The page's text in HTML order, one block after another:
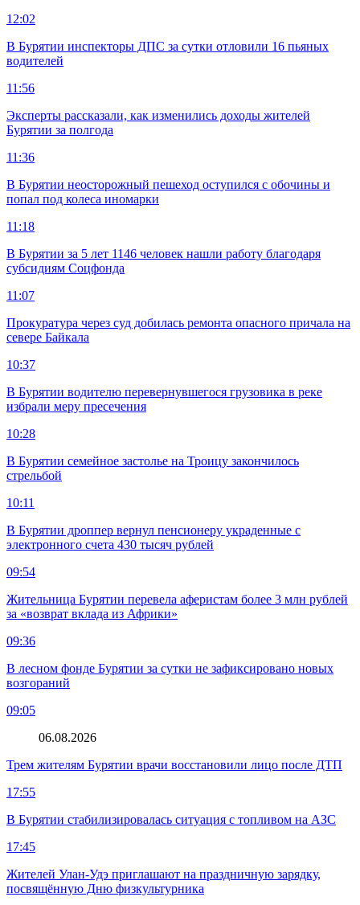
12:02
В Бурятии инспекторы ДПС за сутки отловили 16 пьяных
водителей
11:56
Эксперты рассказали, как изменились доходы жителей
Бурятии за полгода
11:36
В Бурятии неосторожный пешеход оступился с обочины и
попал под колеса иномарки
11:18
В Бурятии за 5 лет 1146 человек нашли работу благодаря
субсидиям Соцфонда
11:07
Прокуратура через суд добилась ремонта опасного причала на
севере Байкала
10:37
В Бурятии водителю перевернувшегося грузовика в реке
избрали меру пресечения
10:28
В Бурятии семейное застолье на Троицу закончилось
стрельбой
10:11
В Бурятии дроппер вернул пенсионеру украденные с
электронного счета 430 тысяч рублей
09:54
Жительница Бурятии перевела аферистам более 3 млн рублей
за «возврат вклада из Африки»
09:36
В лесном фонде Бурятии за сутки не зафиксировано новых
возгораний
09:05
06.08.2026
Трем жителям Бурятии врачи восстановили лицо после ДТП
17:55
В Бурятии стабилизировалась ситуация с топливом на АЗС
17:45
Жителей Улан-Удэ приглашают на праздничную зарядку,
посвящённую Дню физкультурника